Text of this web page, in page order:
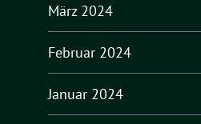
März 2024
Februar 2024
Januar 2024